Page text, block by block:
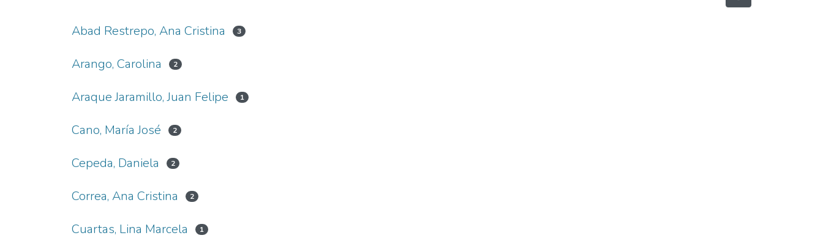
Abad Restrepo, Ana Cristina 3
Arango, Carolina 2
Araque Jaramillo, Juan Felipe 1
Cano, María José 2
Cepeda, Daniela 2
Correa, Ana Cristina 2
Cuartas, Lina Marcela 1